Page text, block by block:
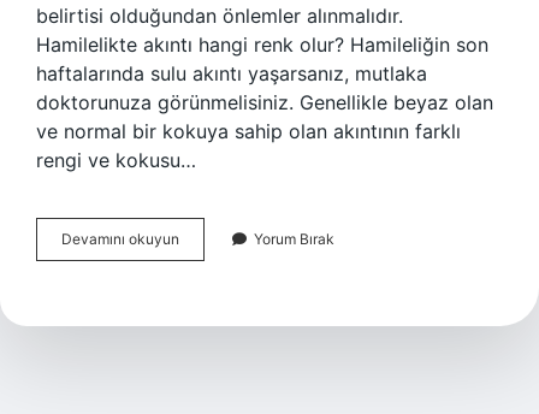
belirtisi olduğundan önlemler alınmalıdır.
Hamilelikte akıntı hangi renk olur? Hamileliğin son
haftalarında sulu akıntı yaşarsanız, mutlaka
doktorunuza görünmelisiniz. Genellikle beyaz olan
ve normal bir kokuya sahip olan akıntının farklı
rengi ve kokusu…
Devamını okuyun Gebelikte
Akıntı
Yorum Bırak